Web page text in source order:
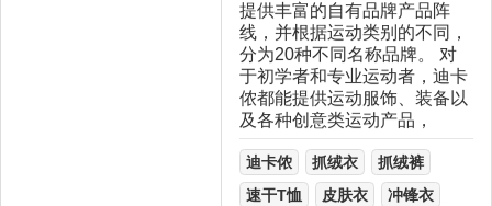
提供丰富的自有品牌产品阵
线，并根据运动类别的不同，
分为20种不同名称品牌。 对
于初学者和专业运动者，迪卡
侬都能提供运动服饰、装备以
及各种创意类运动产品，
迪卡侬 抓绒衣
抓绒裤
速干T恤
皮肤衣
冲锋衣